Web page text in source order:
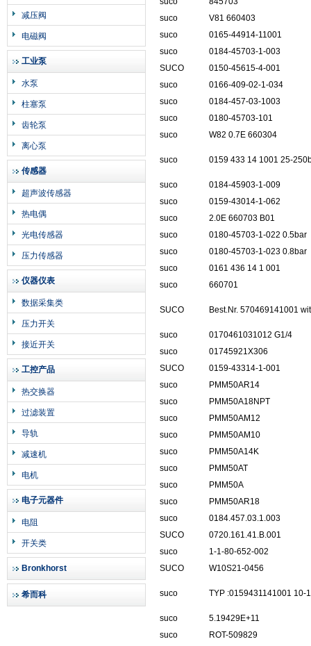
减压阀
电磁阀
工业泵
水泵
柱塞泵
齿轮泵
离心泵
传感器
超声波传感器
热电偶
光电传感器
压力传感器
仪器仪表
数据采集类
压力开关
接近开关
工控产品
热交换器
过滤装置
导轨
减速机
电机
电子元器件
电阻
开关类
Bronkhorst
希而科
suco
V81 660403
suco
0165-44914-11001
suco
0184-45703-1-003
SUCO
0150-45615-4-001
suco
0166-409-02-1-034
suco
0184-457-03-1003
suco
0180-45703-101
suco
W82 0.7E 660304
suco 0159 433 14 1001 25-
suco
0184-45903-1-009
suco
0159-43014-1-062
suco
2.0E 660703 B01
suco
0180-45703-1-022 0.5bar
suco
0180-45703-1-023 0.8bar
suco
0161 436 14 1 001
suco
660701
SUCO Best.Nr. 570469141001
suco
0170461031012 G1/4
suco
01745921X306
SUCO
0159-43314-1-001
suco
PMM50AR14
suco
PMM50A18NPT
suco
PMM50AM12
suco
PMM50AM10
suco
PMM50A14K
suco
PMM50AT
suco
PMM50A
suco
PMM50AR18
suco
0184.457.03.1.003
SUCO
0720.161.41.B.001
suco
1-1-80-652-002
SUCO
W10S21-0456
suco TYP :0159431141001 10-
suco
5.19429E+11
suco
ROT-509829